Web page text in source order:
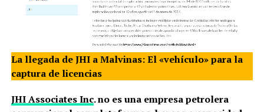
La llegada de JHI a Malvinas: El «vehículo» para la
captura de licencias
JHI Associates Inc. no es una empresa petrolera